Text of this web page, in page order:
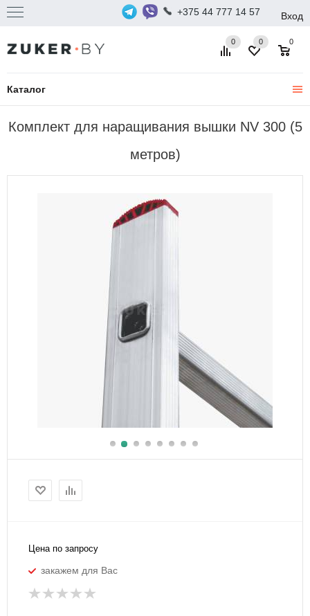
+375 44 777 14 57 Вход
Каталог
0 0
0
Комплект для наращивания вышки NV 300 (5
метров)
Цена по запросу
закажем для Вас